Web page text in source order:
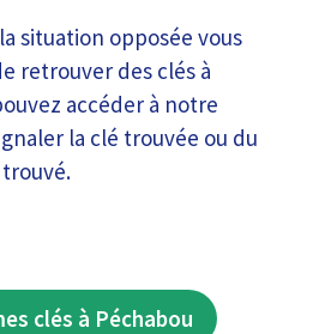
situation opposée vous
retrouver des clés à
accéder à notre
la clé trouvée ou du
clés à Péchabou